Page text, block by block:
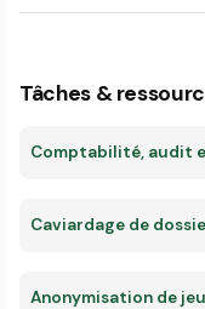
Tâches &
Comptabilité, audit
Caviardage de
Anonymisation de